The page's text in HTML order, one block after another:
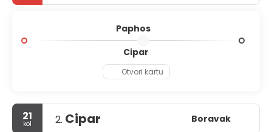
slikovitim obalnim stazama ili istraživati tradicionalna
dolazite zbog mitologije, arheologije ili jednostavnog
opuštanja na moru, Paphos nudi kompaktan, ali raznolik
Paphos
Cipar
Otvori kartu
21
kol 2. Cipar Boravak